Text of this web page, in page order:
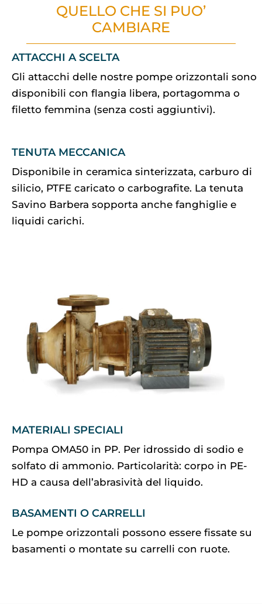
QUELLO CHE SI PUO’
CAMBIARE
ATTACCHI A SCELTA
Gli attacchi delle nostre pompe orizzontali sono
disponibili con flangia libera, portagomma o
filetto femmina (senza costi aggiuntivi).
TENUTA MECCANICA
Disponibile in ceramica sinterizzata, carburo di
silicio, PTFE caricato o carbografite. La tenuta
Savino Barbera sopporta anche fanghiglie e
liquidi carichi.
MATERIALI SPECIALI
Pompa OMA50 in PP. Per idrossido di sodio e
solfato di ammonio. Particolarità: corpo in PE-
HD a causa dell’abrasività del liquido.
BASAMENTI O CARRELLI
Le pompe orizzontali possono essere fissate su
basamenti o montate su carrelli con ruote.